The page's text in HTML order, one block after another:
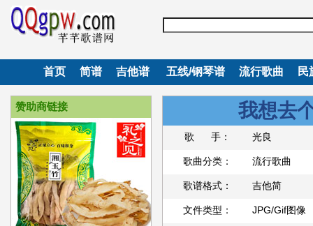
首页 简谱 吉他谱 五线/钢琴谱 流行歌曲 民
赞助商链接 我想去
歌 手： 光良
歌曲分类： 流行歌曲
歌谱格式： 吉他简
文件类型： JPG/Gif图像